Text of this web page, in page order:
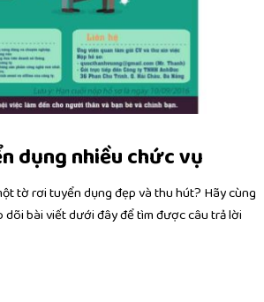
dụng nhiều chức vụ
tờ rơi tuyển dụng đẹp và thu hút? Hãy cùng
bài viết dưới đây để tìm được câu trả lời